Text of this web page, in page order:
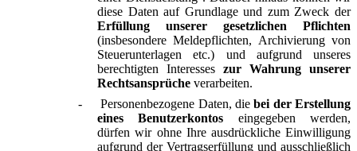
diese Daten auf Grundlage und zum Zweck der
Erfüllung unserer gesetzlichen Pflichten
(insbesondere Meldepflichten, Archivierung von
Steuerunterlagen etc.) und aufgrund unseres
berechtigten Interesseszur Wahrung unserer
Rechtsansprüche verarbeiten.
-
Personenbezogene Daten, diebei der Erstellung
eines Benutzerkontos eingegeben werden,
dürfen wir ohne Ihre ausdrückliche Einwilligung
aufgrund der Vertragserfüllung und ausschließlich